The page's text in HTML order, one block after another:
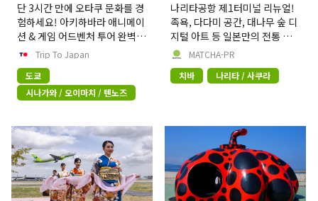
단 3시간 만에 오타쿠 문화를 경
험하세요! 아키하바라 애니메이
션 & 게임 어드벤처 투어 완벽
가이드Trip To Japan
도쿄
시나가와 / 오이마치 / 텐노즈
나리타공항 제1터미널 리뉴얼!
족욕, 다다미 공간, 대나무 숲 디
지털 아트 등 일본만의 전통 문
화와 첨단 기술의 융합을 선보이
다
MATCHA-PR
치바
나리타 / 사쿠라